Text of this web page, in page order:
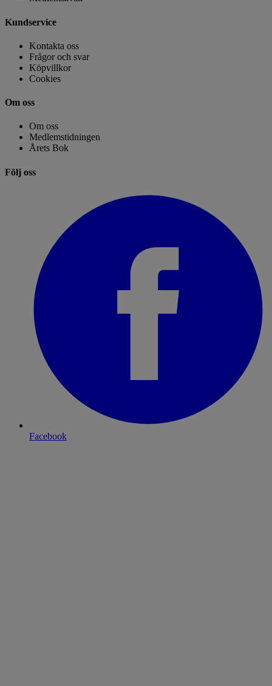
Kundservice
Kontakta oss
Frågor och svar
Köpvillkor
Cookies
Om oss
Om oss
Medlemstidningen
Årets Bok
Följ oss
Facebook